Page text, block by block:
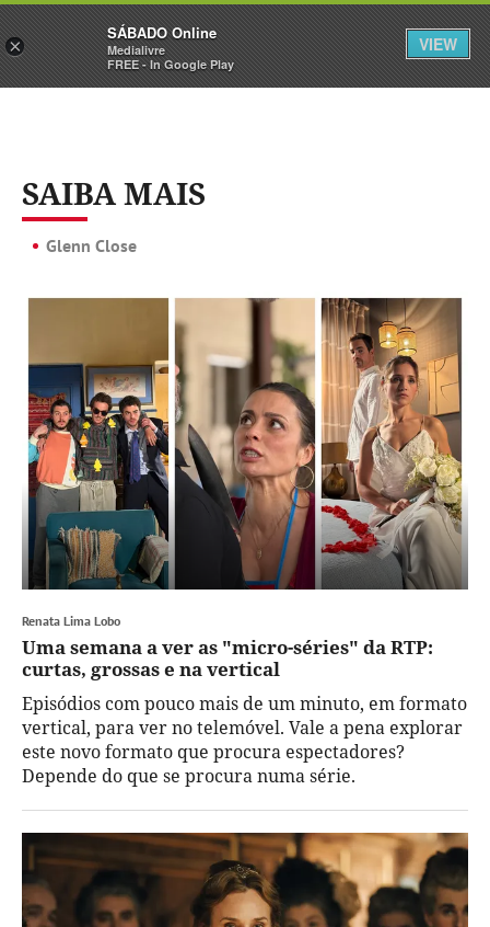
Sábado Assine Iniciar Sessão
SAIBA MAIS
Glenn Close
Renata Lima Lobo
Uma semana a ver as "micro-séries" da RTP:
curtas, grossas e na vertical
Episódios com pouco mais de um minuto, em formato
vertical, para ver no telemóvel. Vale a pena explorar
este novo formato que procura espectadores?
Depende do que se procura numa série.
×
SÁBADO Online
Medialivre
FREE - In Google Play
VIEW